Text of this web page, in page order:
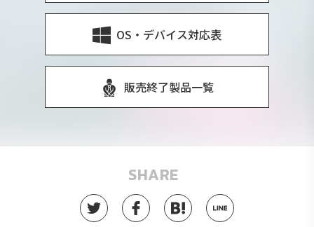
OS・デバイス対応表
販売終了製品一覧
SHARE